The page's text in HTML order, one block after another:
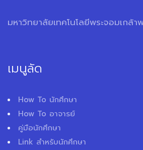
มหาวิทยาลัยเทคโนโลยีพระจอมเกล้า
เมนูลัด
How To นักศึกษา
How To อาจารย์
คู่มือนักศึกษา
Link สำหรับนักศึกษา